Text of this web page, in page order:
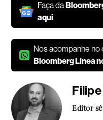
Faça da
aqui
Nos acompanhe no
Bloomberg Línea
Editor